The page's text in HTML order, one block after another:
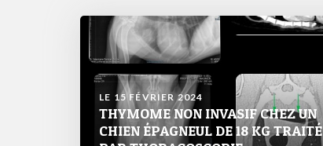
LE 15 FÉVRIER 2024
THYMOME NON INVASIF CHEZ UN
CHIEN ÉPAGNEUL DE 18 KG TRAITÉ